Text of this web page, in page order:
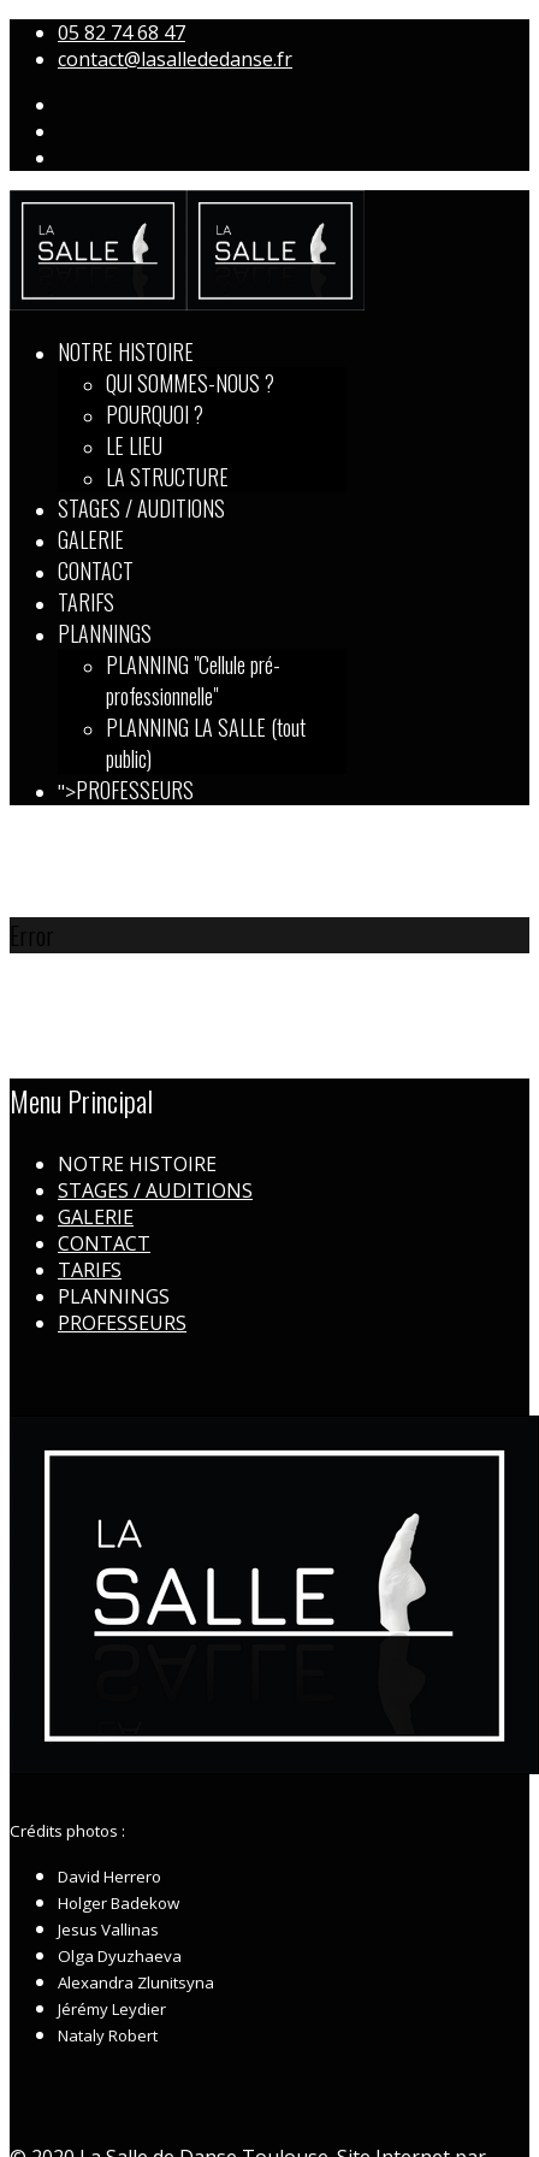
05 82 74 68 47
contact@lasallededanse.fr
NOTRE HISTOIRE
QUI SOMMES-NOUS ?
POURQUOI ?
LE LIEU
LA STRUCTURE
STAGES / AUDITIONS
GALERIE
CONTACT
TARIFS
PLANNINGS
PLANNING "Cellule pré-
professionnelle"
PLANNING LA SALLE (tout
public)
">PROFESSEURS
Error
Menu Principal
NOTRE HISTOIRE
STAGES / AUDITIONS
GALERIE
CONTACT
TARIFS
PLANNINGS
PROFESSEURS
Crédits photos :
David Herrero
Holger Badekow
Jesus Vallinas
Olga Dyuzhaeva
Alexandra Zlunitsyna
Jérémy Leydier
Nataly Robert